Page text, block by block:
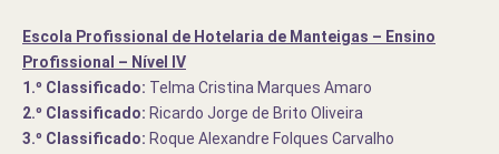
Escola Profissional de Hotelaria de Manteigas – Ensino
Profissional – Nível IV
1.º Classificado: Telma Cristina Marques Amaro
2.º Classificado: Ricardo Jorge de Brito Oliveira
3.º Classificado: Roque Alexandre Folques Carvalho